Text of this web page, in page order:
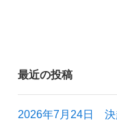
最近の投稿
2026年7月24日 決